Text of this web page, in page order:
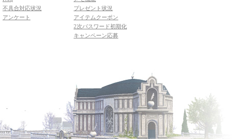
不具合対応状況
アンケート
プレゼント状況
アイテムクーポン
2次パスワード初期化
キャンペーン応募